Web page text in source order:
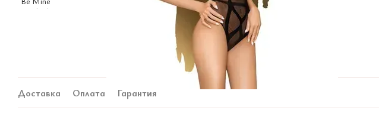
Доставка Оплата Гарантия